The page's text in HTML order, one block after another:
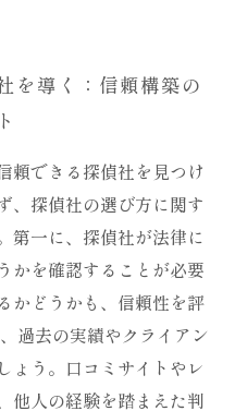
を導く：信頼構築の
頼できる探偵社を見つけ
、探偵社の選び方に関す
第一に、探偵社が法律に
かを確認することが必要
かどうかも、信頼性を評
過去の実績やクライアン
ょう。口コミサイトやレ
他人の経験を踏まえた判